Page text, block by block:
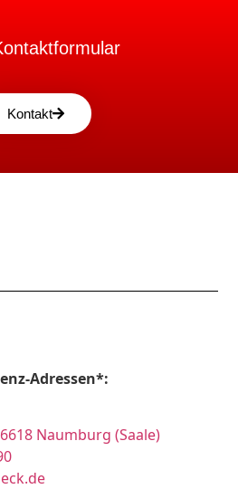
Kontakt
Adressen*:
Naumburg (Saale)